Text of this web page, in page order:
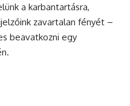
a karbantartásra,
zavartalan fényét –
beavatkozni egy